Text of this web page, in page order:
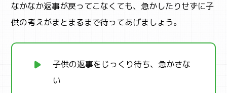
なかなか返事が戻ってこなくても、急かしたりせずに子
供の考えがまとまるまで待ってあげましょう。
子供の返事をじっくり待ち、急かさな
い